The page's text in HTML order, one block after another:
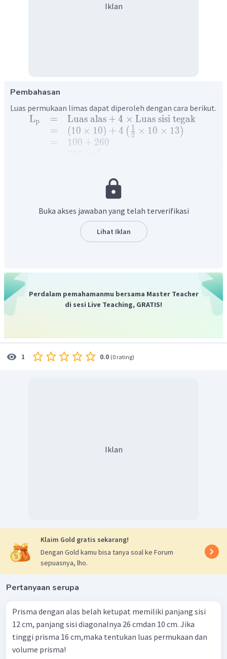
Iklan
Pembahasan
Luas permukaan limas dapat diperoleh dengan cara berikut.
Lp
=
=
=
Luas alas + 4 × Luas sisi tegak
(10 × 10) + 4 ( 2
1 × 10 × 13)
100 + 260
Luas
02
cm3
Dengan demikian,L = 360 cm2dan V = 400 cm
Buka akses jawaban yang telah terverifikasi
Lihat Iklan
Perdalam pemahamanmu bersama Master Teacher
di sesi Live Teaching, GRATIS!
1 0.0 (0 rating)
Iklan
Klaim Gold gratis sekarang!
Dengan Gold kamu bisa tanya soal ke Forum
sepuasnya, lho.
Pertanyaan serupa
Prisma dengan alas belah ketupat memiliki panjang sisi
12 cm, panjang sisi diagonalnya 26 cmdan 10 cm. Jika
tinggi prisma 16 cm,maka tentukan luas permukaan dan
volume prisma!